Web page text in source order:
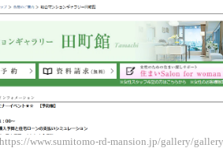
www.sumitomo-rd-mansion.jp/gallery/